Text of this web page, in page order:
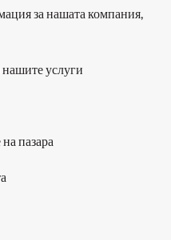
за нашата компания,
на нашите услуги
на пазара